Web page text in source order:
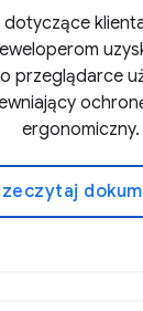
dotyczące
przeglądarce
ergonomiczny.